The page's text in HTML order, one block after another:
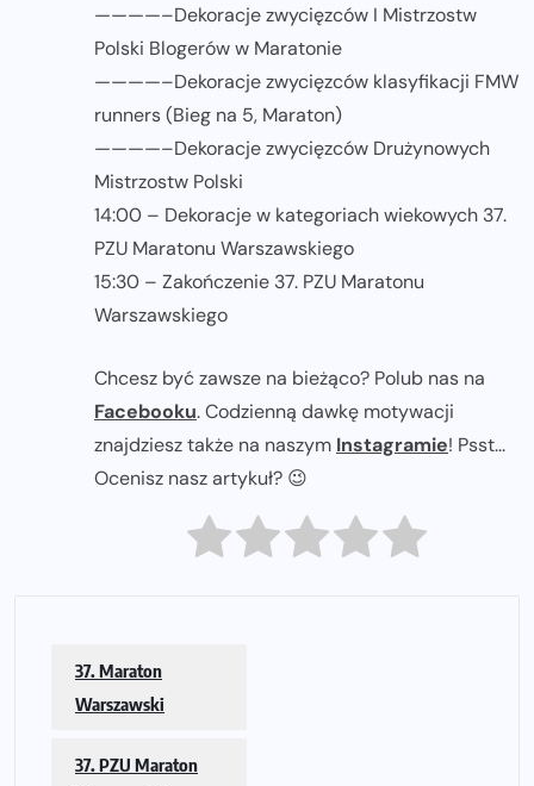
————–Dekoracje zwycięzców I Mistrzostw
Polski Blogerów w Maratonie
————–Dekoracje zwycięzców klasyfikacji FMW
runners (Bieg na 5, Maraton)
————–Dekoracje zwycięzców Drużynowych
Mistrzostw Polski
14:00 – Dekoracje w kategoriach wiekowych 37.
PZU Maratonu Warszawskiego
15:30 – Zakończenie 37. PZU Maratonu
Warszawskiego
Chcesz być zawsze na bieżąco? Polub nas na
Facebooku. Codzienną dawkę motywacji
znajdziesz także na naszym Instagramie! Psst...
Ocenisz nasz artykuł? 😉
37. Maraton
Warszawski
37. PZU Maraton